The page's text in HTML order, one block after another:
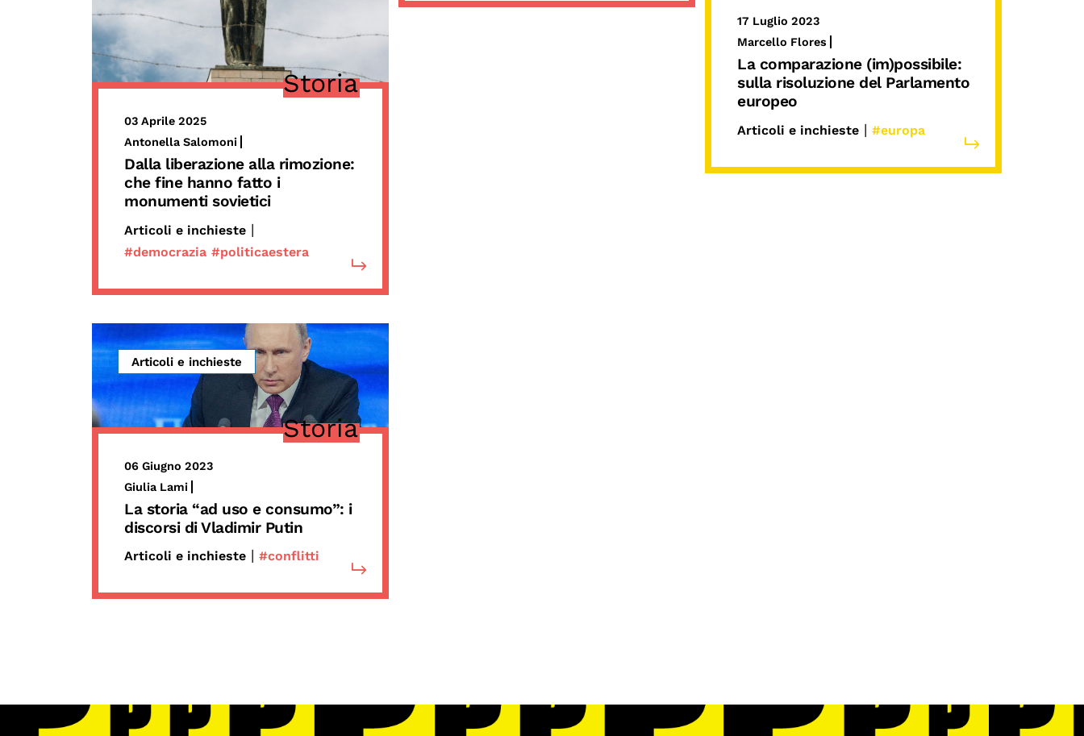
Storia
03 Aprile 2025
Antonella Salomoni
Dalla liberazione alla rimozione:
che fine hanno fatto i
monumenti sovietici
Articoli e inchieste |
#democrazia #politicaestera
17 Luglio 2023
Marcello Flores
La comparazione (im)possibile:
sulla risoluzione del Parlamento
europeo
Articoli e inchieste | #europa
Articoli e inchieste
Storia
06 Giugno 2023
Giulia Lami
La storia “ad uso e consumo”: i
discorsi di Vladimir Putin
Articoli e inchieste | #conflitti